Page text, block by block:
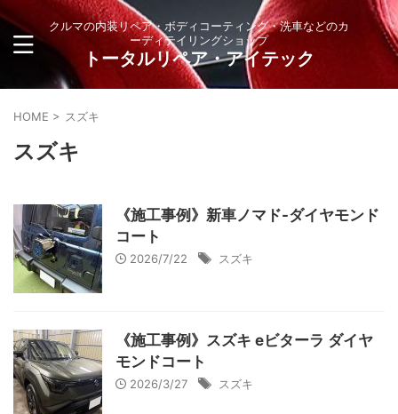
クルマの内装リペア・ボディコーティング・洗車などのカ
ーディテイリングショップ
トータルリペア・アイテック
HOME > スズキ
スズキ
《施工事例》新車ノマド-ダイヤモンド
コート
2026/7/22 スズキ
《施工事例》スズキ eビターラ ダイヤ
モンドコート
2026/3/27 スズキ